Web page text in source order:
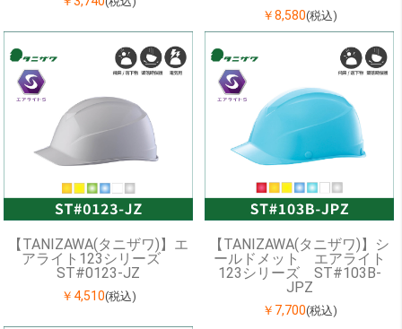
￥8,580(税込)
【TANIZAWA(タニザワ)】エ
アライト123シリーズ
ST#0123-JZ
￥4,510(税込)
【TANIZAWA(タニザワ)】シ
ールドメット エアライト
123シリーズ ST#103B-
JPZ
￥7,700(税込)